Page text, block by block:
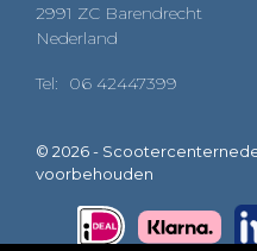
2991 ZC Barendrecht
Nederland
Tel: 06 42447399
© 2026 -
voorbehouden